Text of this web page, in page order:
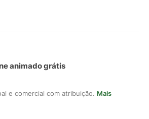
animado grátis
e comercial com atribuição. Mais